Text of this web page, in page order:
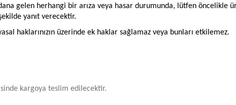
gelen herhangi bir arıza veya hasar durumunda, lütfen öncelikle
yanıt verecektir.
haklarınızın üzerinde ek haklar sağlamaz veya bunları etkilemez.
kargoya teslim edilecektir.